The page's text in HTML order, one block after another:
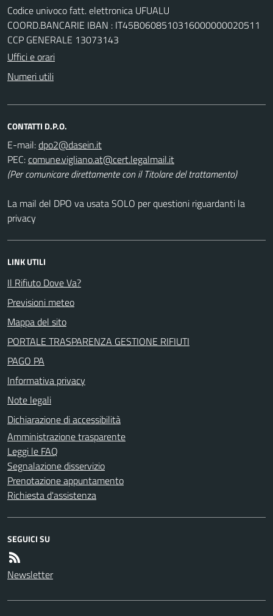
Codice univoco fatt. elettronica UFUALU
COORD.BANCARIE IBAN : IT45B0608510316000000020511
CCP GENERALE 13073143
Uffici e orari
Numeri utili
CONTATTI D.P.O.
E-mail:
PEC:
(Per comunicare direttamente con il Titolare del trattamento)
La mail del DPO va usata SOLO per questioni riguardanti la
privacy
LINK UTILI
Il Rifiuto Dove Va?
Previsioni meteo
Mappa del sito
PORTALE TRASPARENZA GESTIONE RIFIUTI
PAGO PA
Informativa privacy
Note legali
Dichiarazione di accessibilità
Amministrazione trasparente
Leggi le FAQ
Segnalazione disservizio
Prenotazione appuntamento
Richiesta d'assistenza
SEGUICI SU
Newsletter